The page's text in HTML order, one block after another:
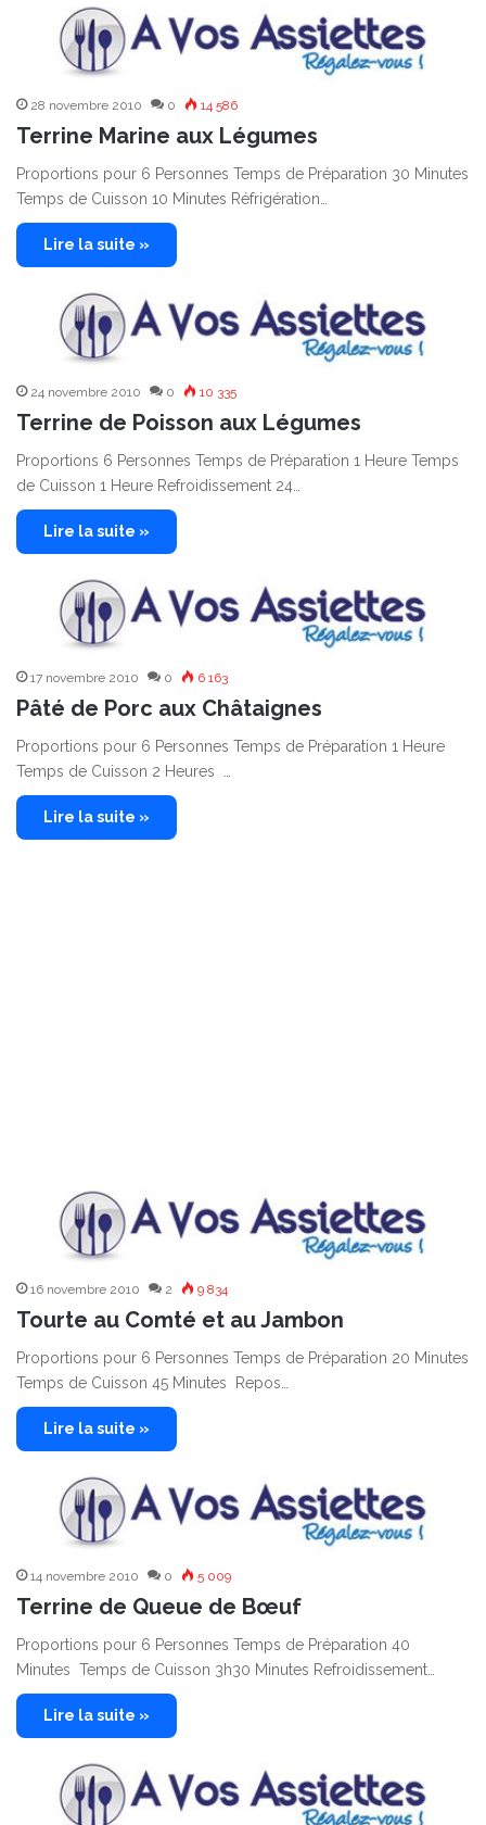
28 novembre 2010 0 14 586
Terrine Marine aux Légumes
Proportions pour 6 Personnes Temps de Préparation 30 Minutes
Temps de Cuisson 10 Minutes Réfrigération…
Lire la suite »
24 novembre 2010 0 10 335
Terrine de Poisson aux Légumes
Proportions 6 Personnes Temps de Préparation 1 Heure Temps
de Cuisson 1 Heure Refroidissement 24…
Lire la suite »
17 novembre 2010 0 6 163
Pâté de Porc aux Châtaignes
Proportions pour 6 Personnes Temps de Préparation 1 Heure
Temps de Cuisson 2 Heures …
Lire la suite »
16 novembre 2010 2 9 834
Tourte au Comté et au Jambon
Proportions pour 6 Personnes Temps de Préparation 20 Minutes
Temps de Cuisson 45 Minutes Repos…
Lire la suite »
14 novembre 2010 0 5 009
Terrine de Queue de Bœuf
Proportions pour 6 Personnes Temps de Préparation 40
Minutes Temps de Cuisson 3h30 Minutes Refroidissement…
Lire la suite »